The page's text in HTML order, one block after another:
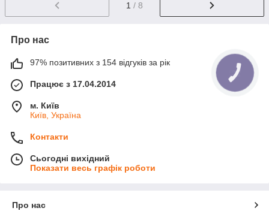
1 / 8
Про нас
97% позитивних з 154 відгуків за рік
Працює з 17.04.2014
м. Київ
Київ, Україна
Контакти
Сьогодні вихідний
Показати весь графік роботи
Про нас